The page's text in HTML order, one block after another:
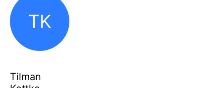
TK
Tilman